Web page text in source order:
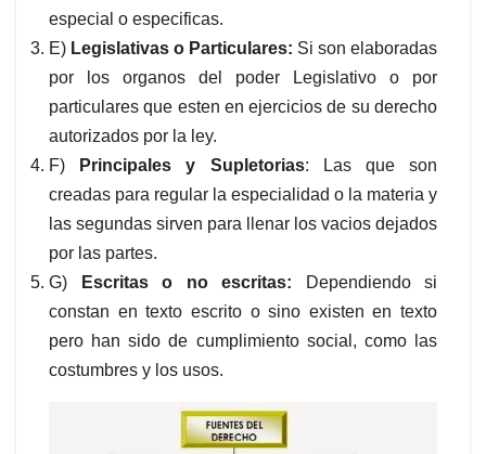
especial o especificas.
E) Legislativas o Particulares: Si son elaboradas
por los organos del poder Legislativo o por
particulares que esten en ejercicios de su derecho
autorizados por la ley.
F)
Principales y Supletorias: Las que son
creadas para regular la especialidad o la materia y
las segundas sirven para llenar los vacios dejados
por las partes.
G)
Escritas o no escritas: Dependiendo si
constan en texto escrito o sino existen en texto
pero han sido de cumplimiento social, como las
costumbres y los usos.